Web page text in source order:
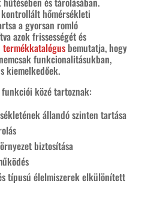
kontrollált hőmérsékleti
a gyorsan romló
azok frissességét és
termékkatalógusbemutatja, hogy
funkcionalitásukban,
kiemelkedőek.
közé tartoznak:
állandó szinten tartása
biztosítása
típusú élelmiszerek elkülönített